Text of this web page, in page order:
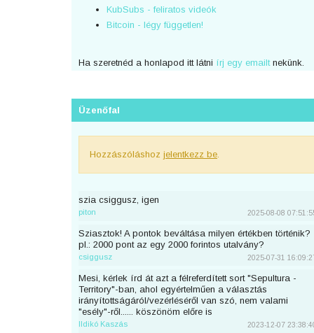
KubSubs - feliratos videók
Bitcoin - légy független!
Ha szeretnéd a honlapod itt látni írj egy emailtnekünk.
Üzenőfal
Hozzászóláshoz jelentkezz be
szia csiggusz, igen
piton 2025-08-08
Sziasztok! A pontok beváltása milyen értékben történik?
pl.: 2000 pont az egy 2000 forintos utalvány?
csiggusz 2025-07-31
Mesi, kérlek írd át azt a félreferdített sort "Sepultura -
Territory"-ban, ahol egyértelműen a választás
irányítottságáról/vezérléséről van szó, nem valami
"esély"-ről...... köszönöm előre is
Ildikó Kaszás 2023-12-07